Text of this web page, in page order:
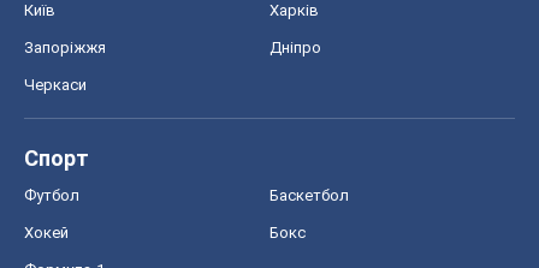
Київ Харків
Запоріжжя Дніпро
Черкаси
Спорт
Футбол Баскетбол
Хокей Бокс